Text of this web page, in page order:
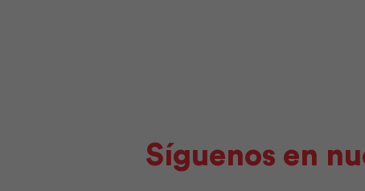
Síguenos en